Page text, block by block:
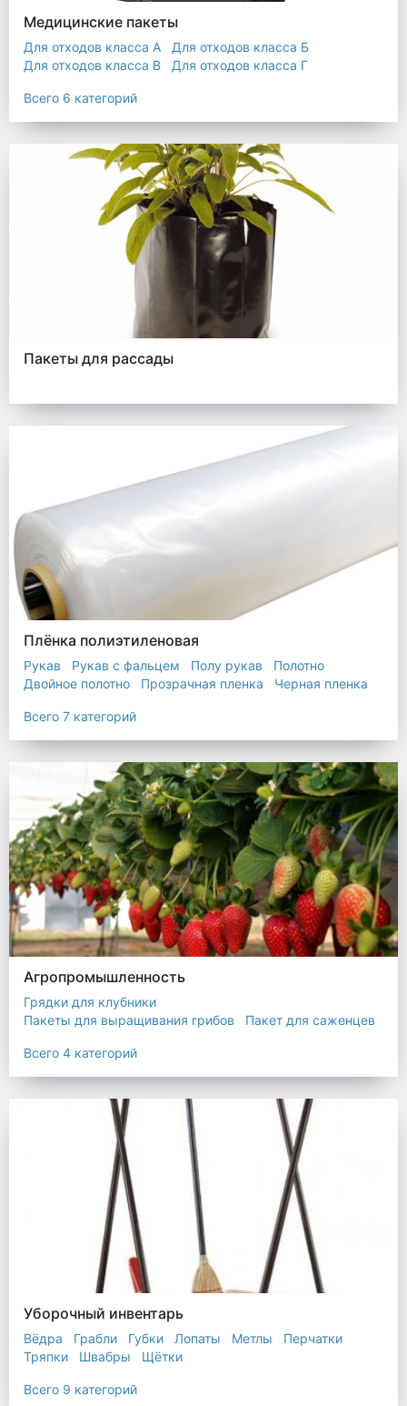
Медицинские пакеты
Для отходов класса А
Для отходов класса Б
Для отходов класса В
Для отходов класса Г
Пакеты термостойкие для утилизатора
Всего 6 категорий
Пакеты для рассады
Плёнка полиэтиленовая
Рукав Рукав с фальцем Полу рукав
Полотно
Двойное полотно
Прозрачная пленка Черная пленка
Всего 7 категорий
Агропромышленность
Грядки для клубники
Пакеты для выращивания грибов
Пакет для саженцев
Всего 4 категорий
Уборочный инвентарь
Вёдра Грабли Губки Лопаты Метлы
Перчатки
Тряпки
Швабры Щётки
Всего 9 категорий